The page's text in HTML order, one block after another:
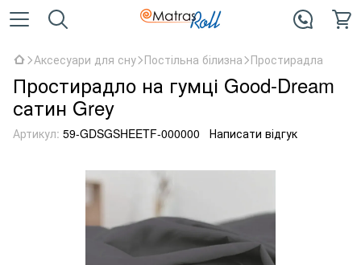
Аксесуари для сну Постільна білизна Простирадла
Простирадло на гумці Good-Dream
сатин Grey
Артикул: 59-GDSGSHEETF-000000 Написати відгук